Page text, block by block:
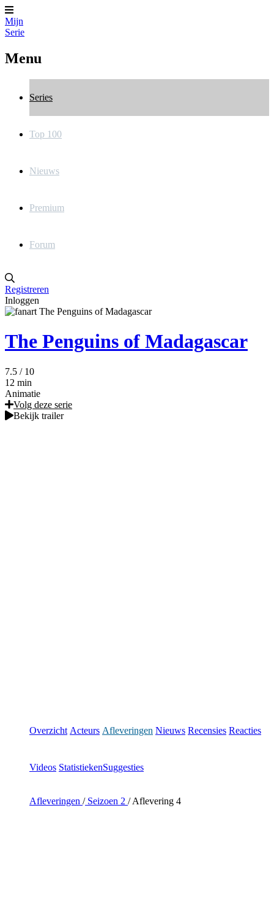
Mijn
Serie
Menu
Series
Top 100
Nieuws
Premium
Forum
Registreren
Inloggen
The Penguins of Madagascar
7.5 / 10
12 min
Animatie
Volg deze serie
Bekijk trailer
Overzicht Acteurs Afleveringen Nieuws Recensies Reacties
Videos StatistiekenSuggesties
Afleveringen /Seizoen 2 /Aflevering 4